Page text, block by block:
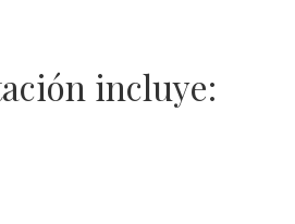
incluye: